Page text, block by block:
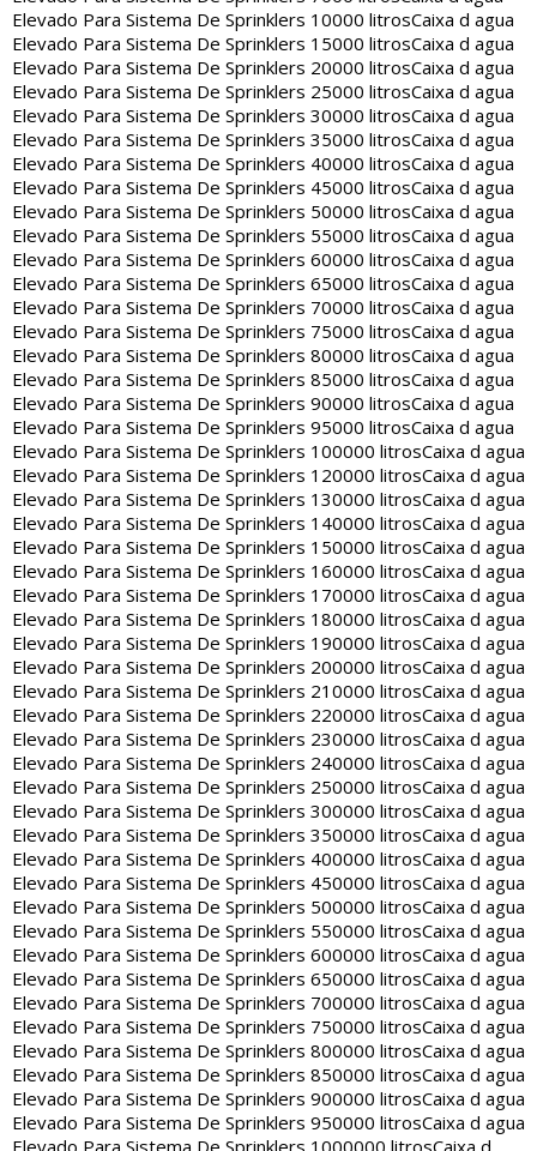
Elevado Para Sistema De Sprinklers 10000 litrosCaixa d agua
Elevado Para Sistema De Sprinklers 15000 litrosCaixa d agua
Elevado Para Sistema De Sprinklers 20000 litrosCaixa d agua
Elevado Para Sistema De Sprinklers 25000 litrosCaixa d agua
Elevado Para Sistema De Sprinklers 30000 litrosCaixa d agua
Elevado Para Sistema De Sprinklers 35000 litrosCaixa d agua
Elevado Para Sistema De Sprinklers 40000 litrosCaixa d agua
Elevado Para Sistema De Sprinklers 45000 litrosCaixa d agua
Elevado Para Sistema De Sprinklers 50000 litrosCaixa d agua
Elevado Para Sistema De Sprinklers 55000 litrosCaixa d agua
Elevado Para Sistema De Sprinklers 60000 litrosCaixa d agua
Elevado Para Sistema De Sprinklers 65000 litrosCaixa d agua
Elevado Para Sistema De Sprinklers 70000 litrosCaixa d agua
Elevado Para Sistema De Sprinklers 75000 litrosCaixa d agua
Elevado Para Sistema De Sprinklers 80000 litrosCaixa d agua
Elevado Para Sistema De Sprinklers 85000 litrosCaixa d agua
Elevado Para Sistema De Sprinklers 90000 litrosCaixa d agua
Elevado Para Sistema De Sprinklers 95000 litrosCaixa d agua
Elevado Para Sistema De Sprinklers 100000 litrosCaixa d agua
Elevado Para Sistema De Sprinklers 120000 litrosCaixa d agua
Elevado Para Sistema De Sprinklers 130000 litrosCaixa d agua
Elevado Para Sistema De Sprinklers 140000 litrosCaixa d agua
Elevado Para Sistema De Sprinklers 150000 litrosCaixa d agua
Elevado Para Sistema De Sprinklers 160000 litrosCaixa d agua
Elevado Para Sistema De Sprinklers 170000 litrosCaixa d agua
Elevado Para Sistema De Sprinklers 180000 litrosCaixa d agua
Elevado Para Sistema De Sprinklers 190000 litrosCaixa d agua
Elevado Para Sistema De Sprinklers 200000 litrosCaixa d agua
Elevado Para Sistema De Sprinklers 210000 litrosCaixa d agua
Elevado Para Sistema De Sprinklers 220000 litrosCaixa d agua
Elevado Para Sistema De Sprinklers 230000 litrosCaixa d agua
Elevado Para Sistema De Sprinklers 240000 litrosCaixa d agua
Elevado Para Sistema De Sprinklers 250000 litrosCaixa d agua
Elevado Para Sistema De Sprinklers 300000 litrosCaixa d agua
Elevado Para Sistema De Sprinklers 350000 litrosCaixa d agua
Elevado Para Sistema De Sprinklers 400000 litrosCaixa d agua
Elevado Para Sistema De Sprinklers 450000 litrosCaixa d agua
Elevado Para Sistema De Sprinklers 500000 litrosCaixa d agua
Elevado Para Sistema De Sprinklers 550000 litrosCaixa d agua
Elevado Para Sistema De Sprinklers 600000 litrosCaixa d agua
Elevado Para Sistema De Sprinklers 650000 litrosCaixa d agua
Elevado Para Sistema De Sprinklers 700000 litrosCaixa d agua
Elevado Para Sistema De Sprinklers 750000 litrosCaixa d agua
Elevado Para Sistema De Sprinklers 800000 litrosCaixa d agua
Elevado Para Sistema De Sprinklers 850000 litrosCaixa d agua
Elevado Para Sistema De Sprinklers 900000 litrosCaixa d agua
Elevado Para Sistema De Sprinklers 950000 litrosCaixa d agua